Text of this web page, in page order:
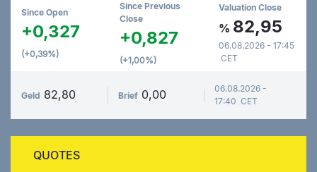
Since Open
+0,327
(+0,39%)
Since Previous
Close
+0,827
(+1,00%)
Valuation Close
% 82,95
06.08.2026 - 17:45
CET
Geld 82,80 Brief 0,00
06.08.2026 -
17:40 CET
QUOTES